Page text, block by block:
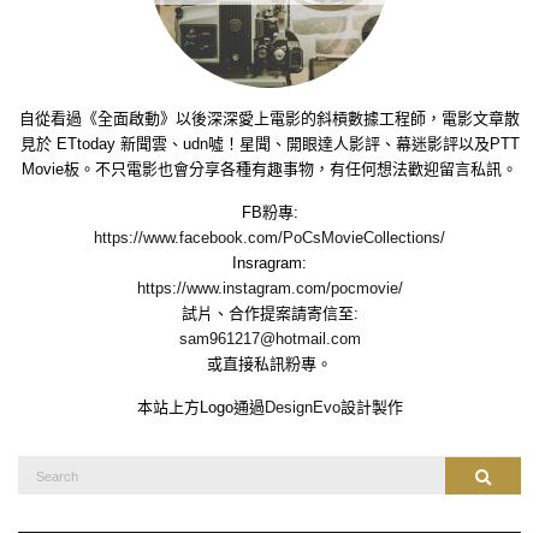
自從看過《全面啟動》以後深深愛上電影的斜槓數據工程師，電影文章散
見於 ETtoday 新聞雲、udn噓！星聞、開眼達人影評、幕迷影評以及PTT
Movie板。不只電影也會分享各種有趣事物，有任何想法歡迎留言私訊。
FB粉專:
https://www.facebook.com/PoCsMovieCollections/
Insragram:
https://www.instagram.com/pocmovie/
試片、合作提案請寄信至:
sam961217@hotmail.com
或直接私訊粉專。
本站上方Logo通過 DesignEvo設計製作
Search